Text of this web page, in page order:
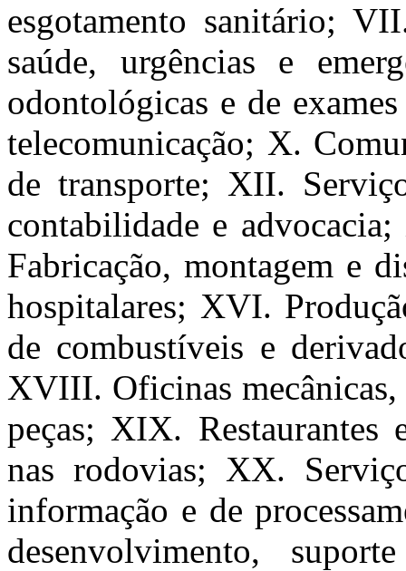
esgotamento sanitário;
saúde, urgências e
odontológicas e de
telecomunicação; X.
de transporte; XII.
contabilidade e
Fabricação, montagem e
hospitalares; XVI.
de combustíveis e
XVIII. Oficinas mecânicas,
peças; XIX. Restaurantes
nas rodovias; XX.
informação e de
desenvolvimento,